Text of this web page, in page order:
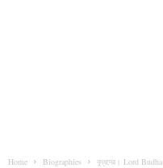
Home Biographies বুদ্ধদেৱ। Lord Budha